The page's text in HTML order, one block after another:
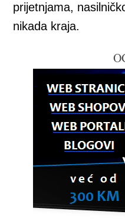
prijetnjama,
nikada kraja.